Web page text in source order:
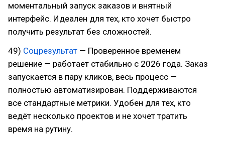
моментальный запуск заказов и внятный
интерфейс. Идеален для тех, кто хочет быстро
получить результат без сложностей.
49) Соцрезультат — Проверенное временем
решение — работает стабильно с 2026 года. Заказ
запускается в пару кликов, весь процесс —
полностью автоматизирован. Поддерживаются
все стандартные метрики. Удобен для тех, кто
ведёт несколько проектов и не хочет тратить
время на рутину.